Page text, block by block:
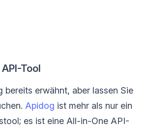
Tool
bereits erwähnt, aber lassen Sie
Apidog ist mehr als nur ein
es ist eine All-in-One API-